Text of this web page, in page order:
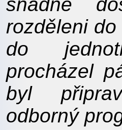
rozděleni
do
procházel
byl
odborný